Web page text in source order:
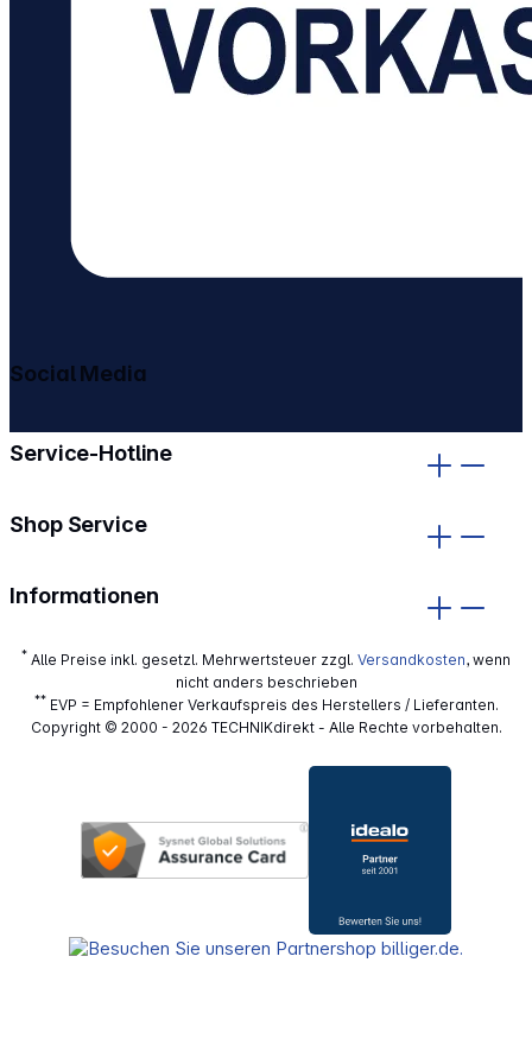
Service-Hotline
Shop Service
Informationen
Social Media
* Alle Preise inkl. gesetzl. Mehrwertsteuer zzgl. Versandkosten, wenn
nicht anders beschrieben
**EVP = Empfohlener Verkaufspreis des Herstellers / Lieferanten.
Copyright © 2000 - 2026 TECHNIKdirekt - Alle Rechte vorbehalten.